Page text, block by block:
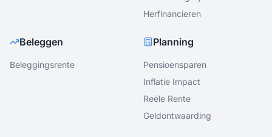
Herfinancieren
Beleggen
Beleggingsrente
Planning
Pensioensparen
Inflatie Impact
Reële Rente
Geldontwaarding